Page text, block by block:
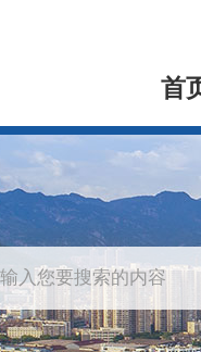
首